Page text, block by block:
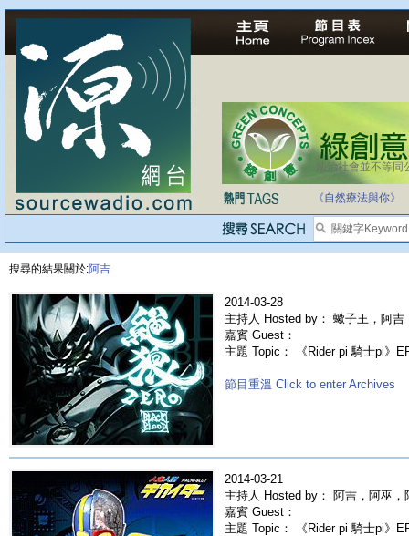
法治社會並不等同
自家教育合法化-
《自然療法與你》
搜尋的結果關於:阿吉
2014-03-28
主持人 Hosted by： 蠍子王，阿
嘉賓 Guest：
主題 Topic： 《Rider pi 騎士pi》
節目重溫 Click to enter Archives
2014-03-21
主持人 Hosted by： 阿吉，阿巫
嘉賓 Guest：
主題 Topic： 《Rider pi 騎士pi》